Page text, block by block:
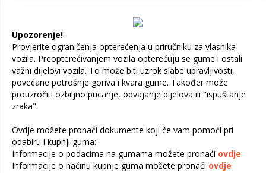
Upozorenje!
Provjerite ograničenja opterećenja u priručniku za vlasnika
vozila. Preopterećivanjem vozila opterećuju se gume i ostali
važni dijelovi vozila. To može biti uzrok slabe upravljivosti,
povećane potrošnje goriva i kvara gume. Također može
prouzročiti ozbiljno pucanje, odvajanje dijelova ili "ispuštanje
zraka".
Ovdje možete pronaći dokumente koji će vam pomoći pri
odabiru i kupnji guma:
Informacije o podacima na gumama možete pronaći ovdje
Informacije o načinu kupnje guma možete pronaći ovdje